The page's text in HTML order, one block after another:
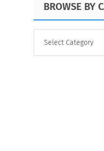
BROWSE BY
CATEGORY